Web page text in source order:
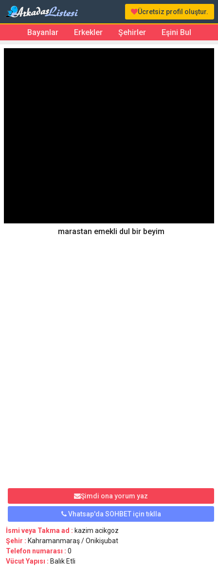
Ücretsiz profil oluştur.
Bayanlar Erkekler Şehirler Eşini Bul
marastan emekli dul bir beyim
Şimdi ona yorum yaz
Vhatsap'da SOHBET için tıklla
İsmi veya Takma ad : kazim acikgoz
Şehir : Kahramanmaraş / Onikişubat
Telefon numarası : 0
Vücut Yapısı : Balık Etli